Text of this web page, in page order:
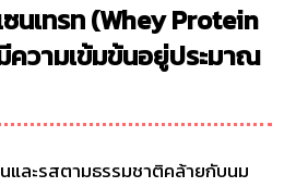
นเทรท (Whey Protein
ความเข้มข้นอยู่ประมาณ
และรสตามธรรมชาติคล้ายกับนม